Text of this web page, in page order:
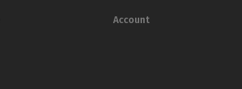
Account